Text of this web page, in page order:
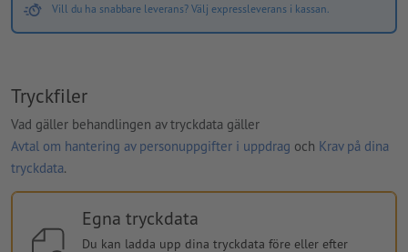
Vill du ha snabbare leverans? Välj expressleverans i kassan.
Tryckfiler
Vad gäller behandlingen av tryckdata gäller
Avtal om hantering av personuppgifter i uppdrag och Krav på dina
tryckdata.
Egna tryckdata
Du kan ladda upp dina tryckdata före eller efter